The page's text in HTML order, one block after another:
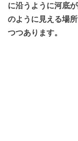
に沿うように河底
のように見える場
つつあります。